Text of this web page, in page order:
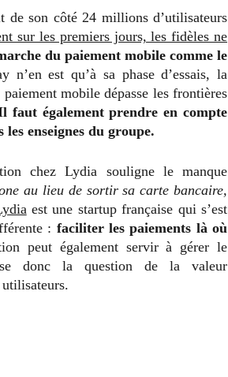
son côté 24 millions d’utilisateurs
sur les premiers jours, les fidèles ne
du paiement mobile comme le
n’en est qu’à sa phase d’essais, la
mobile dépasse les frontières
faut également prendre en compte
enseignes du groupe.
chez Lydia souligne le manque
au lieu de sortir sa carte bancaire,
est une startup française qui s’est
: faciliter les paiements là où
peut également servir à gérer le
donc la question de la valeur
utilisateurs.